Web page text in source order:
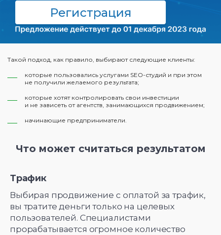
Регистрация
Такой подход, как правило, выбирают следующие клиенты:
которые пользовались услугами SEO-студий и при этом
не получили желаемого результата;
которые хотят контролировать свои инвестиции
и не зависеть от агентств, занимающихся продвижением;
начинающие предприниматели.
Что может считаться результатом
Трафик
Выбирая продвижение с оплатой за трафик,
вы тратите деньги только на целевых
пользователей. Специалистами
прорабатывается огромное количество